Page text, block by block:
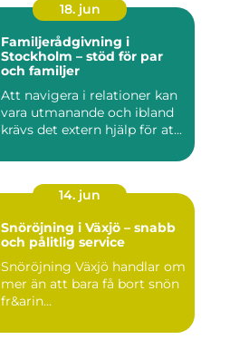
18. jun
Familjerådgivning i
Stockholm – stöd för par
och familjer
Att navigera i relationer kan
vara utmanande och ibland
krävs det extern hjälp för at...
14. jun
Snöröjning i Växjö – snabb
och pålitlig service
Snöröjning Växjö handlar om
mer än att bara få bort snön
fr&arin...